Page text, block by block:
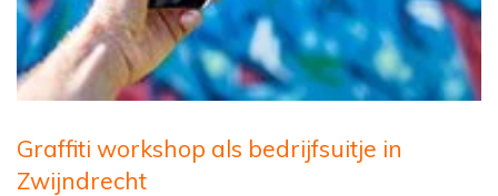
Graffiti workshop als bedrijfsuitje in
Zwijndrecht